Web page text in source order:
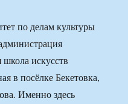
по делам культуры
искусств
в посёлке Бекетовка,
Именно здесь